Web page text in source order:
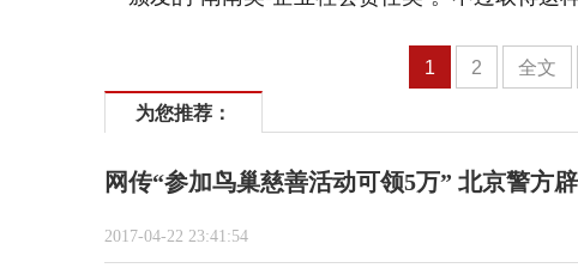
1 2 全文
为您推荐：
网传“参加鸟巢慈善活动可领5万” 北京警方
2017-04-22 23:41:54